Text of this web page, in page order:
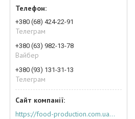
+380 (68) 424-22-91
Телеграм
+380 (63) 982-13-78
Вайбер
+380 (93) 131-31-13
Телеграм
https://food-production.com.ua/ua/